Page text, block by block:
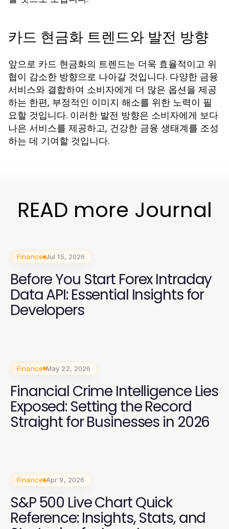
카드 현금화 트렌드와 발전 방향
앞으로 카드 현금화의 트렌드는 더욱 효율적이고 위
협이 감소한 방향으로 나아갈 것입니다. 다양한 금융
서비스와 결합하여 소비자에게 더 많은 옵션을 제공
하는 한편, 부정적인 이미지 해소를 위한 노력이 필
요할 것입니다. 이러한 발전 방향은 소비자에게 보다
나은 서비스를 제공하고, 건강한 금융 생태계를 조성
하는 데 기여할 것입니다.
READ more Journal
Finance Jul 15, 2026
Before You Start Forex Intraday
Data API: Essential Insights for
Developers
Finance May 22, 2026
Financial Crime Intelligence Lies
Exposed: Setting the Record
Straight for Businesses in 2026
Finance Apr 9, 2026
S&P 500 Live Chart Quick
Reference: Insights, Stats, and